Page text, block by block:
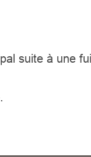
suite à une